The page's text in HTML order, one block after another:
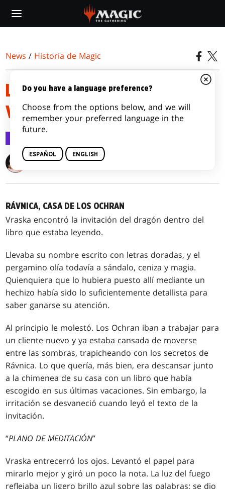
main
News / Historia de Magic
LA PRODIGIOSA CAPITANA
VRASKA
Alison Lührs
RÁVNICA, CASA DE LOS OCHRAN
Vraska encontró la invitación del dragón dentro del
libro que estaba leyendo.
Llevaba su nombre escrito con letras doradas, y el
pergamino olía todavía a sándalo, ceniza y magia.
Quienquiera que lo hubiera puesto allí mediante un
hechizo había sido lo suficientemente detallista para
saber ganarse su atención.
Al principio le molestó. Los Ochran iban a trabajar para
un cliente nuevo y ya estaba cansada de moverse
entre las sombras, trapicheando con los secretos de
Rávnica. Lo que quería, más bien, era descansar junto
a la chimenea de su casa con un libro que había
escogido en sus últimas vacaciones. Sin embargo, la
irritación se desvaneció cuando leyó el texto de la
invitación.
“PLANO DE MEDITACIÓN”
Vraska entrecerró los ojos. Levantó el papel para
mirarlo mejor y giró un poco la nota. La luz del fuego
reflejaba un ligero brillo azul sobre las palabras; se dio
Do you have a language preference?
Choose from the options below, and we will
remember your preferred language in the
future.
ESPAÑOL ENGLISH